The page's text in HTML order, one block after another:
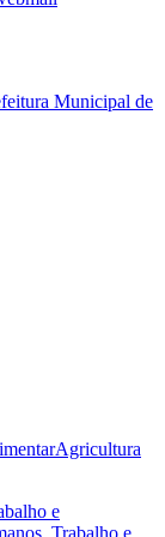
Municipal de
Agricultura
e
Trabalho e